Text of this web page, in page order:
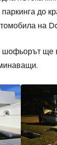
до
на
ще